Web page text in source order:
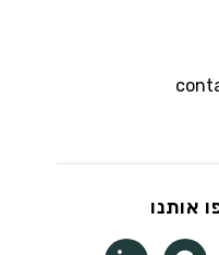
אותנו